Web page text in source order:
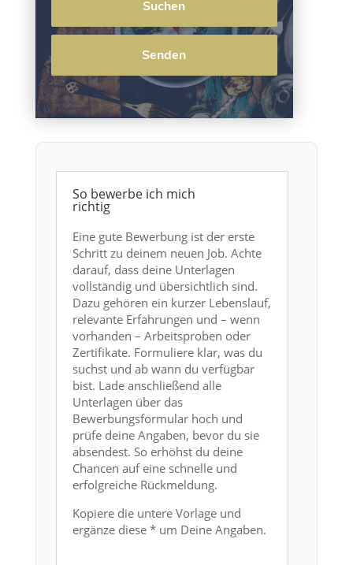
So bewerbe ich mich
richtig
Eine gute Bewerbung ist der erste
Schritt zu deinem neuen Job. Achte
darauf, dass deine Unterlagen
vollständig und übersichtlich sind.
Dazu gehören ein kurzer Lebenslauf,
relevante Erfahrungen und – wenn
vorhanden – Arbeitsproben oder
Zertifikate. Formuliere klar, was du
suchst und ab wann du verfügbar
bist. Lade anschließend alle
Unterlagen über das
Bewerbungsformular hoch und
prüfe deine Angaben, bevor du sie
absendest. So erhöhst du deine
Chancen auf eine schnelle und
erfolgreiche Rückmeldung.
Kopiere die untere Vorlage und
ergänze diese * um Deine Angaben.